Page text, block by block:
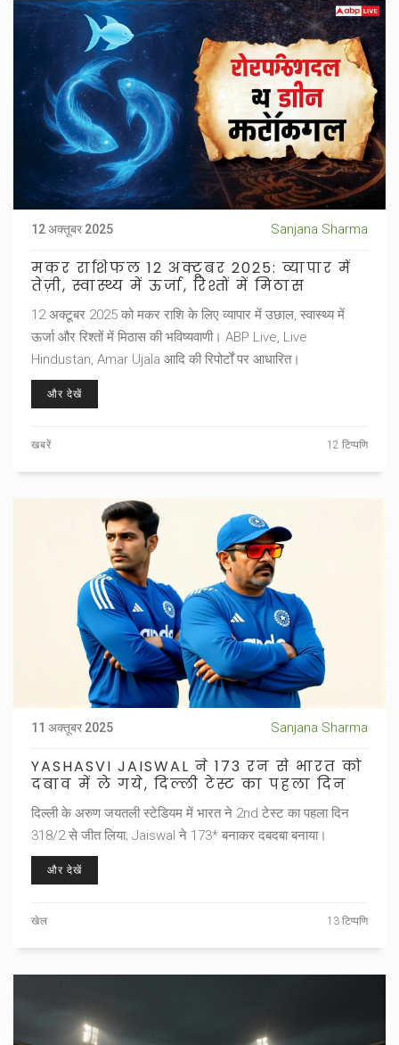
12 अक्तूबर 2025 Sanjana Sharma
मकर राशिफल 12 अक्टूबर 2025: व्यापार में
तेज़ी, स्वास्थ्य में ऊर्जा, रिश्तों में मिठास
12 अक्टूबर 2025 को मकर राशि के लिए व्यापार में उछाल, स्वास्थ्य में
ऊर्जा और रिश्तों में मिठास की भविष्यवाणी। ABP Live, Live
Hindustan, Amar Ujala आदि की रिपोर्टों पर आधारित।
और देखें
खबरें 12 टिप्पणि
11 अक्तूबर 2025 Sanjana Sharma
YASHASVI JAISWAL ने 173 रन से भारत को
दबाव में ले गये, दिल्ली टेस्ट का पहला दिन
दिल्ली के अरुण जयतली स्टेडियम में भारत ने 2nd टेस्ट का पहला दिन
318/2 से जीत लिया; Jaiswal ने 173* बनाकर दबदबा बनाया।
और देखें
खेल 13 टिप्पणि